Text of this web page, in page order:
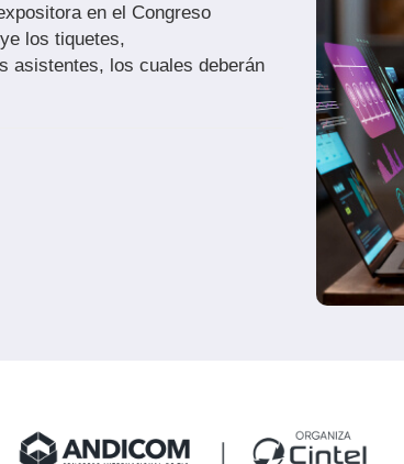
en el Congreso
los tiquetes,
asistentes, los cuales deberán